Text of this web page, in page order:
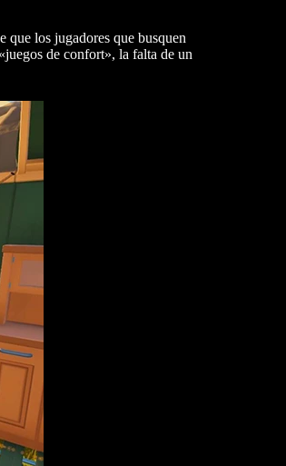
que los jugadores que busquen
de confort», la falta de un